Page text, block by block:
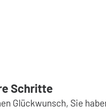
Schritte
Glückwunsch, Sie